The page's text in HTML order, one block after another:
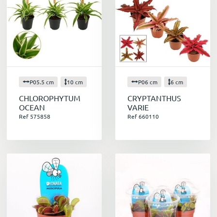
P05.5 cm 10 cm
CHLOROPHYTUM
OCEAN
Ref 575858
P06 cm 6 cm
CRYPTANTHUS
VARIE
Ref 660110